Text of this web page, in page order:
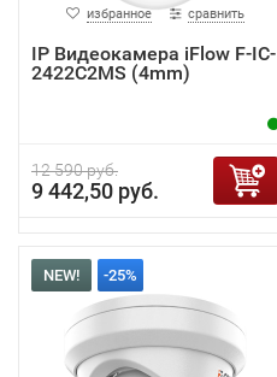
избранное сравнить
IP Видеокамера iFlow F-IC-
2422C2MS (4mm)
12 590 руб.
9 442,50 руб.
NEW! -25%